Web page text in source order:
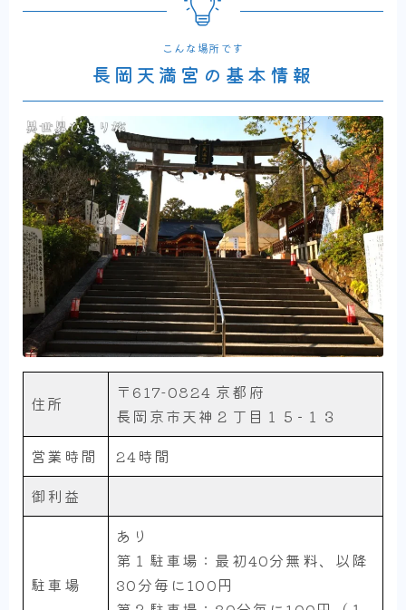
こんな場所です
長岡天満宮の基本情報
住所
〒617-0824 京都府
長岡京市天神２丁目１５−１３
営業時間
24時間
御利益
駐車場
あり
第１駐車場：最初40分無料、以降
30分毎に100円